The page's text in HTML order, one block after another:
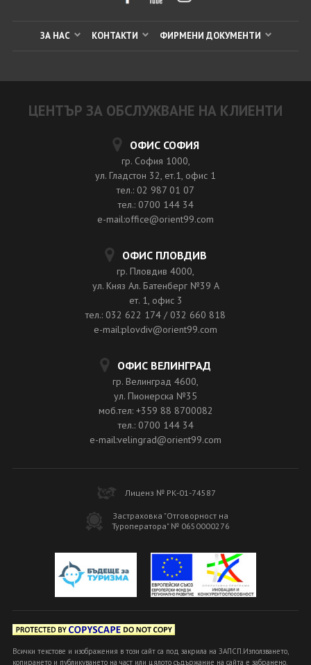
ЗА НАС КОНТАКТИ ФИРМЕНИ ДОКУМЕНТИ
ЦЕНТЪР ЗА ОБСЛУЖВАНЕ НА КЛИЕНТИ
ОФИС СОФИЯ
гр. София 1000,
ул. Гладстон 32, ет.1, офис 1
тел.: 02 987 01 07
тел.: 0700 144 34
e-mail:office@orient99.com
ОФИС ПЛОВДИВ
гр. Пловдив 4000,
ул. Княз Ал. Батенберг №39 A
ет. 1, офис 3
тел.: 032 622 174 / 032 660 818
e-mail:plovdiv@orient99.com
ОФИС ВЕЛИНГРАД
гр. Велинград 4600,
ул. Пионерска №35
моб.тел: +359 88 8700082
тел.: 0700 144 34
e-mail:velingrad@orient99.com
Лиценз № РК-01-74587
Застраховка "Отговорност на
Туроператора" № 0650000276
Всички текстове и изображения в този сайт са под закрила на ЗАПСП.Използването,
копирането и публикуването на част или цялото съдържание на сайта е забранено.